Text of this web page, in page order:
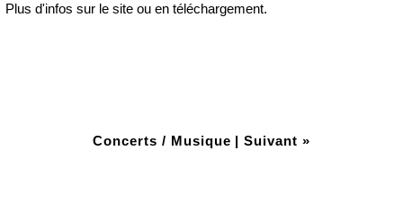
Plus d'infos sur le site ou en téléchargement.
Concerts / Musique | Suivant »